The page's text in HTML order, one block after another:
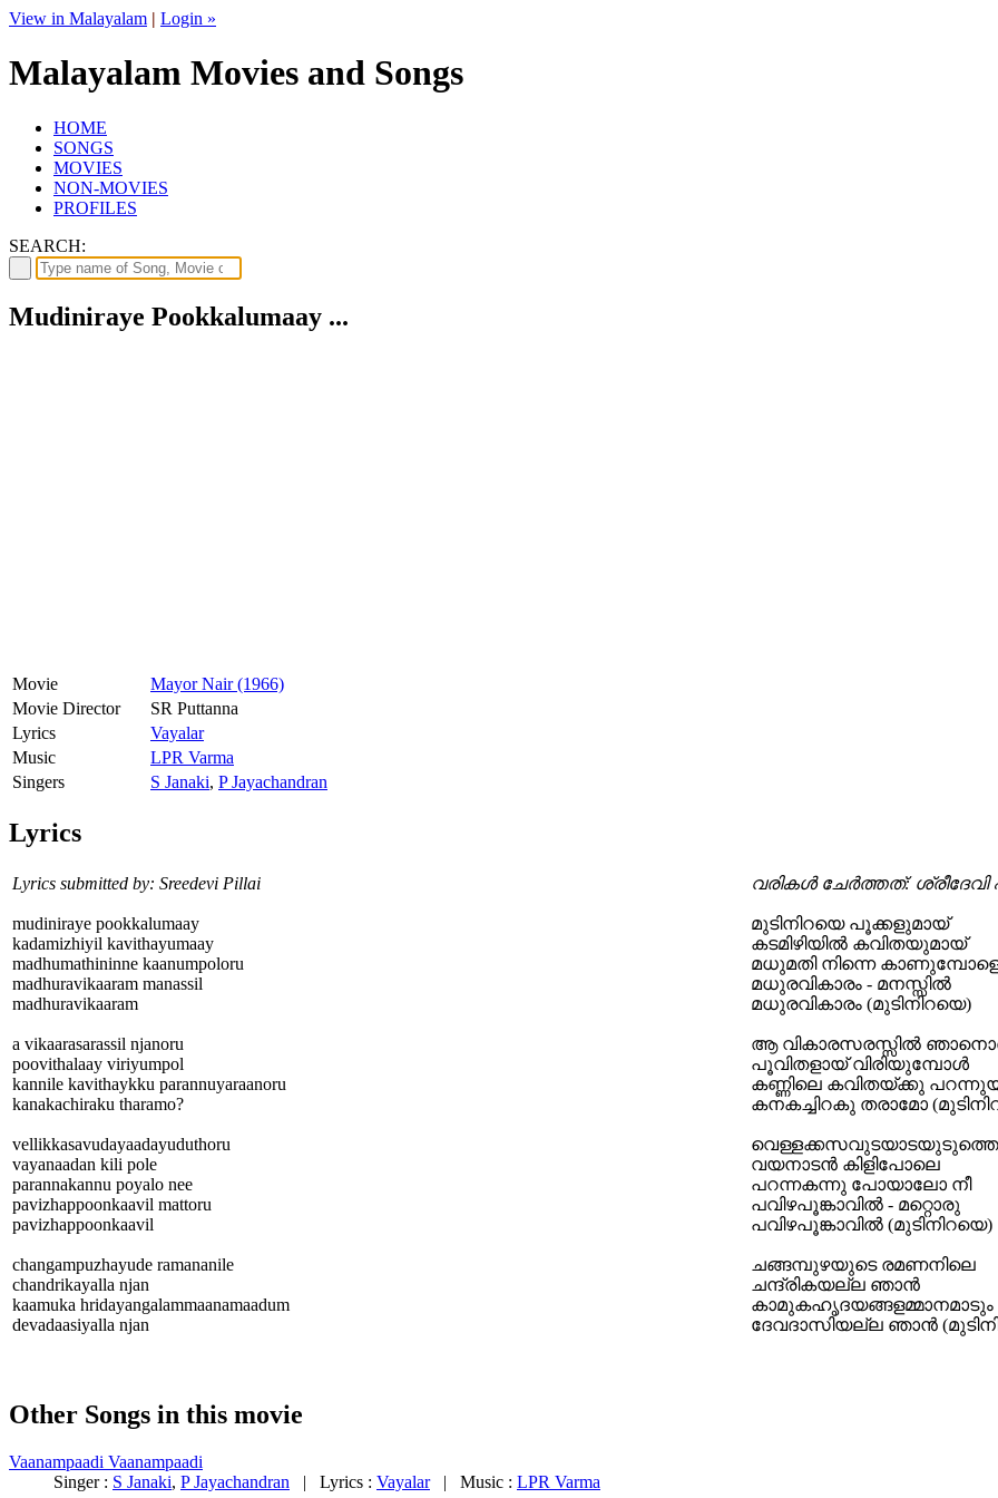
View in Malayalam | Login »
Malayalam Movies and Songs
HOME
SONGS
MOVIES
NON-MOVIES
PROFILES
SEARCH:
Mudiniraye Pookkalumaay ...
Movie
Mayor Nair (1966)
Movie Director
SR Puttanna
Lyrics
Vayalar
Music
LPR Varma
Singers
S Janaki, P Jayachandran
Lyrics
Lyrics submitted by: Sreedevi Pillai
mudiniraye pookkalumaay
kadamizhiyil kavithayumaay
madhumathininne kaanumpoloru
madhuravikaaram manassil
madhuravikaaram
a vikaarasarassil njanoru
poovithalaay viriyumpol
kannile kavithaykku parannuyaraanoru
kanakachiraku tharamo?
vellikkasavudayaadayuduthoru
vayanaadan kili pole
parannakannu poyalo nee
pavizhappoonkaavil mattoru
pavizhappoonkaavil
changampuzhayude ramananile
chandrikayalla njan
kaamuka hridayangalammaanamaadum
devadaasiyalla njan
വരികള്‍ ചേര്‍ത്തത്: ശ്രീദേവി
മുടിനിറയെ പൂക്കളുമായ്
കടമിഴിയില്‍ കവിതയുമായ്
മധുമതി നിന്നെ
മധുരവികാരം - മനസ്സില്‍
മധുരവികാരം (മുടിനിറയെ)
ആ വികാരസരസ്സില്‍
പൂവിതളായ് വിരിയുമ്പോള്‍
കണ്ണിലെ കവിതയ്ക്കു
കനകച്ചിറകു തരാമോ
വയനാടന്‍ കിളിപോലെ
പറന്നകന്നു പോയാലോ നീ
പവിഴപൂങ്കാവില്‍ - മറ്റൊരു
പവിഴപൂങ്കാവില്‍ (മുടിനിറയെ)
ചങ്ങമ്പുഴയുടെ രമണനിലെ
ചന്ദ്രികയല്ല ഞാന്‍
കാമുകഹൃദയങ്ങളമ്മാനമാടും
ദേവദാസിയല്ല ഞാന്‍
Other Songs in this movie
Vaanampaadi Vaanampaadi
Singer : S Janaki, P Jayachandran | Lyrics : Vayalar| Music : LPR Varma